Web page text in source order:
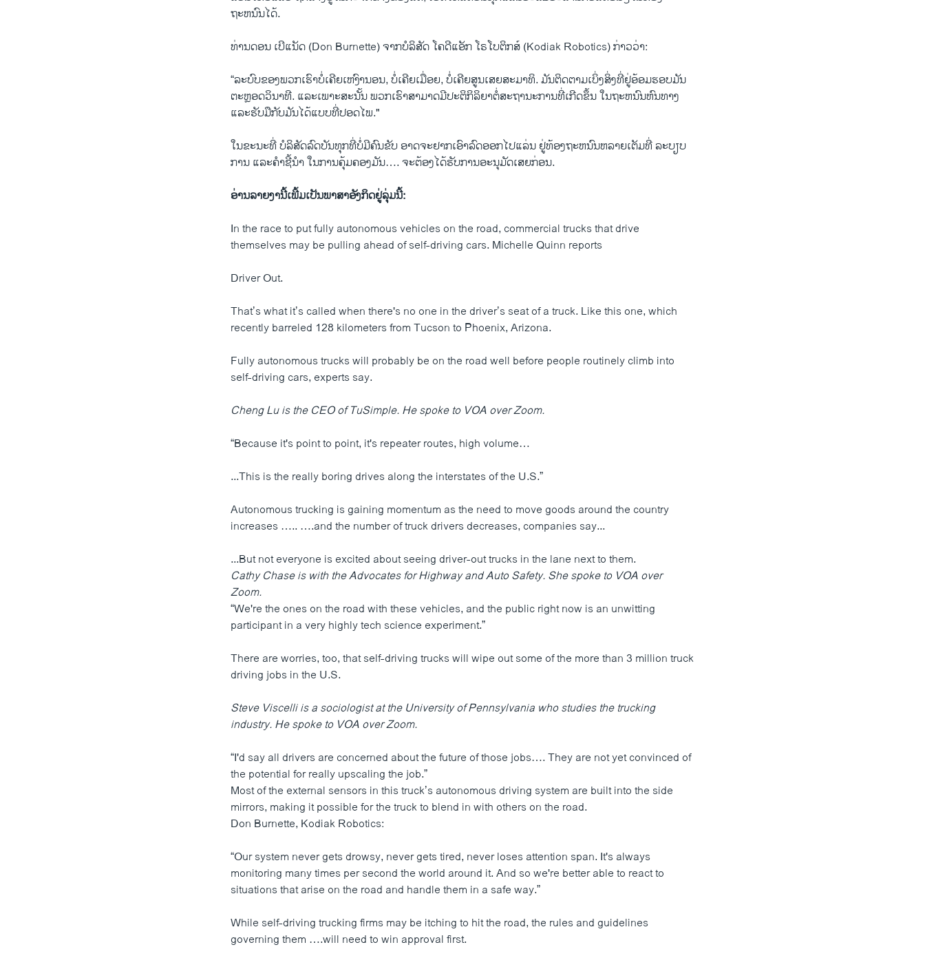
ຖະຫນົນໄດ້.
ທ່ານດອນ ເບີ​ແນັດ (Don Burnette) ຈາກ​ບໍ​ລິ​ສັດ ໂຄ​ດີແອັກ ໂຣ​ໂບ​ຕິກ​ສ໌ (Kodiak Robotics) ກ່າວ​ວ່າ:
“ລະບົບຂອງພວກເຮົາບໍ່ເຄີຍເຫງົານອນ, ບໍ່ເຄີຍເມື່ອຍ, ບໍ່ເຄີຍສູນເສຍສະ​ມາ​ທິ. ມັນຕິດຕາມເບິ່ງ​ສິ່ງ​ທີ່​ຢູ່ອ້ອມຮອບມັນ
ຕະຫຼອດວິນາທີ. ແລະເພາະ​ສະນັ້ນ ພວກເຮົາສາມາດມີ​ປະຕິກິລິຍາຕໍ່ສະຖານະການທີ່ເກີດຂຶ້ນ ໃນຖະຫນົນຫົນທາງ
ແລະຮັບ​ມື​ກັບມັນໄດ້ແບບທີ່ປອດໄພ."
ໃນຂະນະທີ່ ບໍ​ລິ​ສັດ​ລົດ​ບັນ​ທຸກ​ທີ່ບໍ່​ມີ​ຄົນ​ຂັບ ​ອາດ​ຈະ​ຢາກເອົາ​ລົດ​ອອກ​ໄປ​ແລ່ນ ຢູ່​ທ້ອງຖະ​ຫນົນ​ຫລາຍເຕັມ​ທີ່ ລະ​ບຽບ​
ການ ​ແລະ​ຄໍາຊີ້ນໍາ ໃນ​ການ​ຄຸ້ມ​ຄອງ​ມັນ…. ຈະຕ້ອງໄດ້​ຮັບການອະນຸມັດເສຍກ່ອນ.
ອ່ານ​ລາຍ​ງານີ້​ເພີ້ມ​ເປັນ​ພາ​ສາ​ອັງ​ກິດ​ຢູ່​ລຸ່ມນີ້:
In the race to put fully autonomous vehicles on the road, commercial trucks that drive
themselves may be pulling ahead of self-driving cars. Michelle Quinn reports
Driver Out.
That’s what it’s called when there's no one in the driver’s seat of a truck. Like this one, which
recently barreled 128 kilometers from Tucson to Phoenix, Arizona.
Fully autonomous trucks will probably be on the road well before people routinely climb into
self-driving cars, experts say.
Cheng Lu is the CEO of TuSimple. He spoke to VOA over Zoom.
“Because it's point to point, it's repeater routes, high volume…
...This is the really boring drives along the interstates of the U.S.”
Autonomous trucking is gaining momentum as the need to move goods around the country
increases ….. ….and the number of truck drivers decreases, companies say...
...But not everyone is excited about seeing driver-out trucks in the lane next to them.
Cathy Chase is with the Advocates for Highway and Auto Safety. She spoke to VOA over
Zoom.
“We're the ones on the road with these vehicles, and the public right now is an unwitting
participant in a very highly tech science experiment.”
There are worries, too, that self-driving trucks will wipe out some of the more than 3 million truck
driving jobs in the U.S.
Steve Viscelli is a sociologist at the University of Pennsylvania who studies the trucking
industry. He spoke to VOA over Zoom.
“I'd say all drivers are concerned about the future of those jobs…. They are not yet convinced of
the potential for really upscaling the job.”
Most of the external sensors in this truck’s autonomous driving system are built into the side
mirrors, making it possible for the truck to blend in with others on the road.
Don Burnette, Kodiak Robotics:
“Our system never gets drowsy, never gets tired, never loses attention span. It's always
monitoring many times per second the world around it. And so we're better able to react to
situations that arise on the road and handle them in a safe way.”
While self-driving trucking firms may be itching to hit the road, the rules and guidelines
governing them ….will need to win approval first.